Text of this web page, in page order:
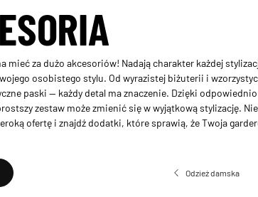
mieć za dużo akcesoriów! Nadają charakter każdej
osobistego stylu. Od wyrazistej biżuterii i
paski — każdy detal ma znaczenie. Dzięki
zestaw może zmienić się w wyjątkową stylizację.
ofertę i znajdź dodatki, które sprawią, że Twoja
Odzież damska